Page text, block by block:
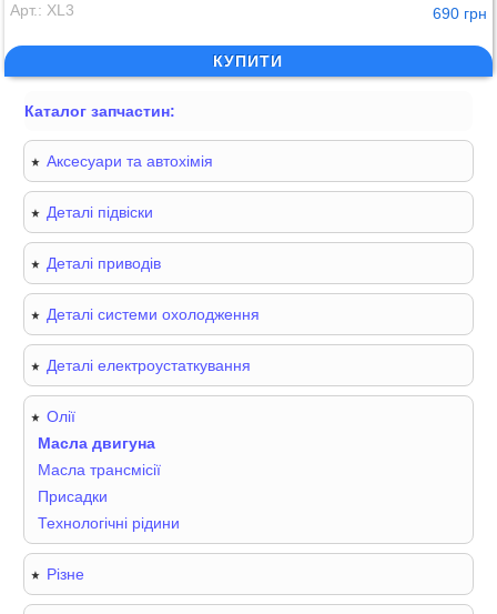
Арт.: XL3 690 грн
КУПИТИ
Каталог запчастин:
Аксесуари та автохімія
Деталі підвіски
Деталі приводів
Деталі системи охолодження
Деталі електроустаткування
Олії
Масла двигуна
Масла трансмісії
Присадки
Технологічні рідини
Різне